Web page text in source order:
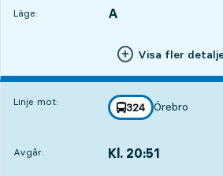
Läge:
LÄGE, A
,
Visa fler
Linje mot: linje
324
mot
Örebro
,
Avgår: Kl. 20:51